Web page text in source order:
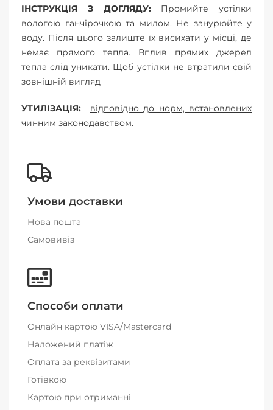
ІНСТРУКЦІЯ З ДОГЛЯДУ: Промийте устілки
вологою ганчірочкою та милом. Не занурюйте у
воду. Після цього залиште їх висихати у місці, де
немає прямого тепла. Вплив прямих джерел
тепла слід уникати. Щоб устілки не втратили свій
зовнішній вигляд
УТИЛІЗАЦІЯ:
відповідно до норм, встановлених
чинним законодавством.
Умови доставки
Нова пошта
Самовивіз
Способи оплати
Онлайн картою VISA/Mastercard
Наложений платіж
Оплата за реквізитами
Готівкою
Картою при отриманні